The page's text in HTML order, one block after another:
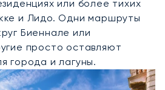
или более тихих
и Лидо. Одни маршруты
Биеннале или
просто оставляют
города и лагуны.